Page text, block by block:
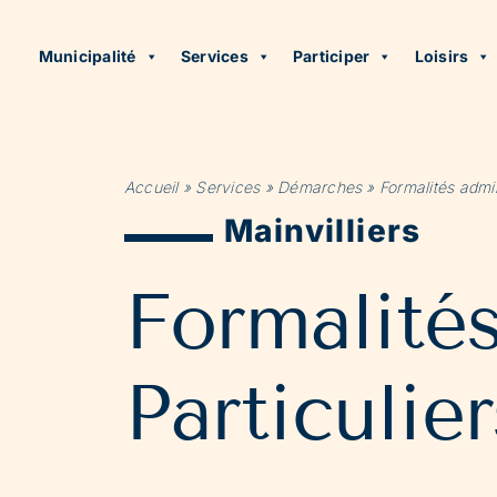
Municipalité Services Participer Loisirs
Accueil» Services» Démarches» Formalités
Mainvilliers